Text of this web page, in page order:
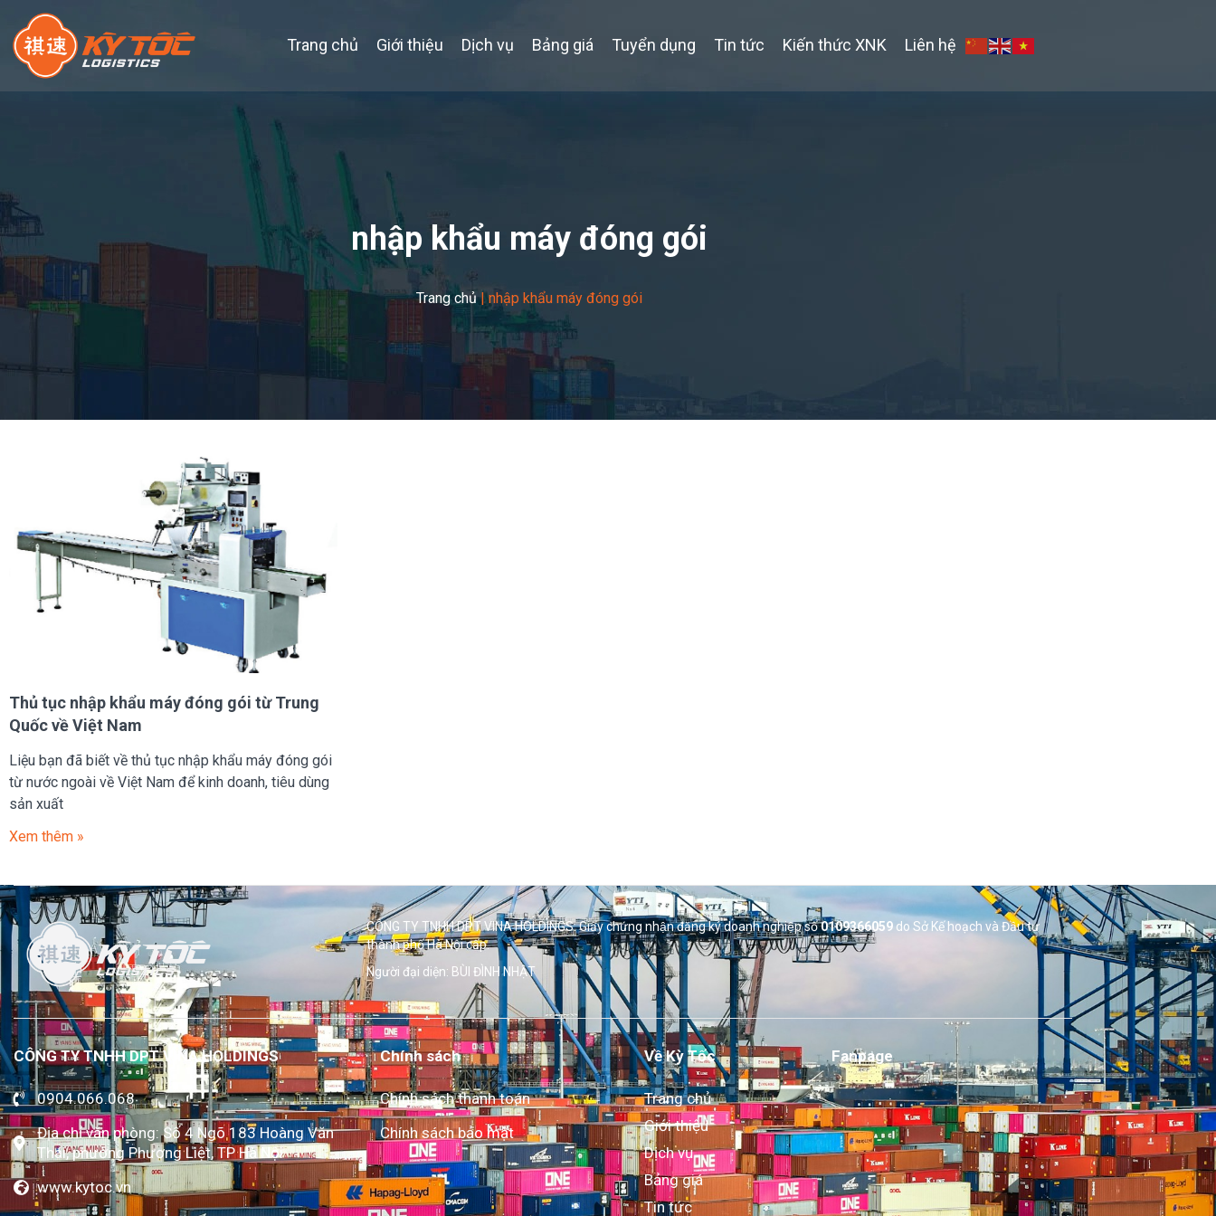
Trang chủ Giới thiệu Dịch vụ Bảng giá Tuyển dụng Tin tức Kiến thức XNK Liên hệ
nhập khẩu máy đóng gói
Trang chủ|nhập khẩu máy đóng gói
Thủ tục nhập khẩu máy đóng gói từ Trung
Quốc về Việt Nam
Liệu bạn đã biết về thủ tục nhập khẩu máy đóng gói
từ nước ngoài về Việt Nam để kinh doanh, tiêu dùng
sản xuất
Xem thêm »
CÔNG TY TNHH DPT VINA HOLDINGS. Giấy chứng nhận đăng ký doanh nghiệp số0109366059do Sở Kế hoạch và Đầu tư
thành phố Hà Nội cấp.
Người đại diện: BÙI ĐÌNH NHẬT
CÔNG TY TNHH DPT VINA HOLDINGS
0904.066.068
Địa chỉ văn phòng: Số 4 Ngõ 183 Hoàng Văn
Thái, phường Phương Liệt, TP Hà Nội
www.kytoc.vn
Chính sách
Chính sách thanh toán
Chính sách bảo mật
Về Kỳ Tốc
Trang chủ
Giới thiệu
Dịch vụ
Bảng giá
Tin tức
Fanpage